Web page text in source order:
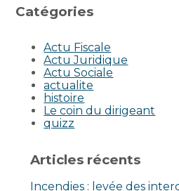
Catégories
Actu Fiscale
Actu Juridique
Actu Sociale
actualite
histoire
Le coin du dirigeant
quizz
Articles récents
Incendies : levée des